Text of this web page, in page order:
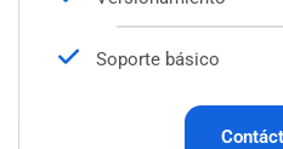
Soporte básico